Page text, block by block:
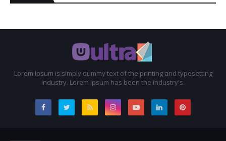
Lorem Ipsum is simply dummy text of the printing and typesetting
industry. Lorem Ipsum has been the industry's.